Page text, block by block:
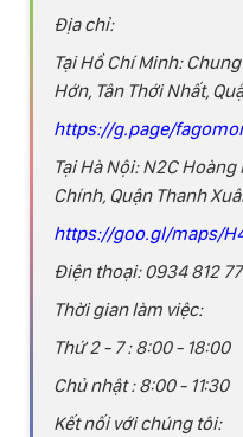
Địa chỉ:
Tại Hồ Chí Minh:
Hớn, Tân Thới Nhất,
https://g.page/
Tại Hà Nội: N2C
Chính, Quận Thanh
https://goo.gl/maps/
Điện thoại: 0934 812
Thời gian làm việc:
Thứ 2 - 7 : 8:00 - 18:00
Chủ nhật : 8:00 - 11:30
Kết nối với chúng tôi: